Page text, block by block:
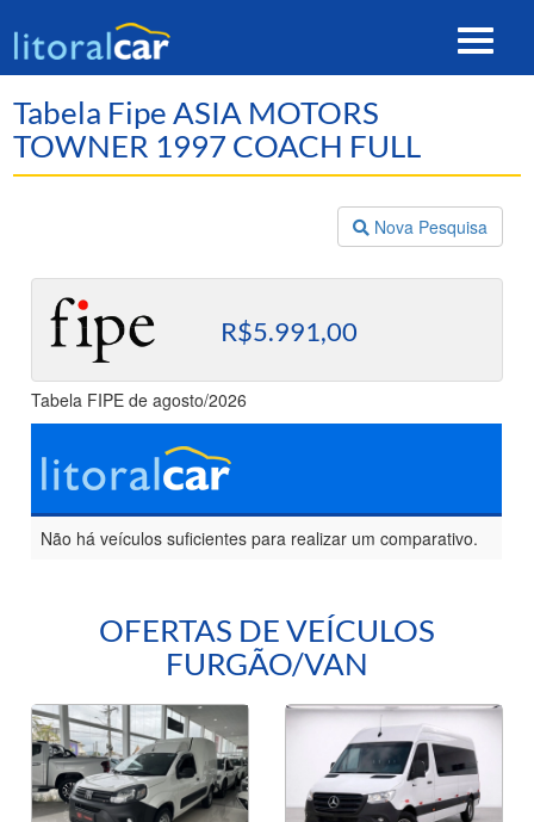
Toggle
Tabela Fipe ASIA MOTORS
TOWNER 1997 COACH FULL
Nova Pesquisa
R$5.991,00
Tabela FIPE de agosto/2026
Não há veículos suficientes para realizar um comparativo.
OFERTAS DE VEÍCULOS
FURGÃO/VAN